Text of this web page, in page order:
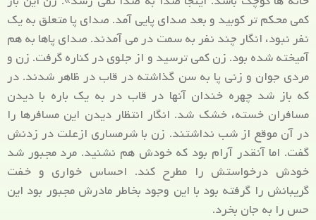
کمی محکم تر کوبید و بعد صدای پایی آمد. صدای پا متعلق به یک
نفر نبود، انگار چند نفر به سمت در می ­آمدند. صدای پاها به هم
آمیخته شده بود. زن کمی ترسید و از جلوی در کناره گرفت. زن و
مردی جوان و زنی پا به سن گذاشته در قاب در ظاهر شدند. در
که باز شد چهره خندان آنها در قاب در به یک باره با دیدن
مسافران خسته، خشک شد. انگار انتظار دیدن این مسافرها را
در آن موقع از شب نداشتند. زن با شرمساری ازعلت در زدنش
گفت. اما آنقدر آرام بود که خودش هم نشنید. مرد مجبور شد
خودش درخواستش را مطرح کند. احساس خواری و خفت
گریبانش را گرفته بود با این وجود بخاطر مادرش مجبور بود این
حس را به جان بخرد.